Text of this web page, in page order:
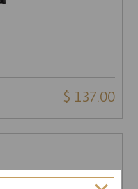
$ 137.00